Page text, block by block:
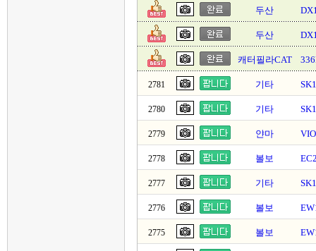
두산
두산
캐터필라CAT
2781 기타
2780 기타
2779 얀마
2778 볼보
2777 기타
2776 볼보
2775 볼보